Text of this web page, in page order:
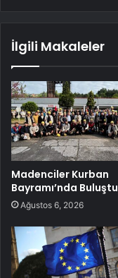
İlgili Makaleler
Madenciler Kurban
Bayramı’nda Buluştu
Ağustos 6, 2026